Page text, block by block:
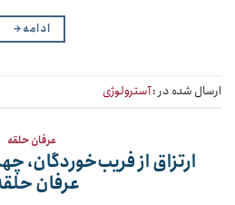
ادامه→
ارسال شده در :آسترولوژی
عرفان حلقه
ارتزاق از فریب‌خوردگان،
عرفان